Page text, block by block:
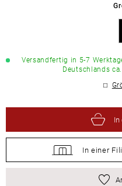
Versandfertig in 5-7
Deutschlands
In
In einer